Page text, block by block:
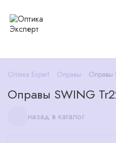
Оптика Expert Оправы Оправы
Оправы SWING
назад в каталог